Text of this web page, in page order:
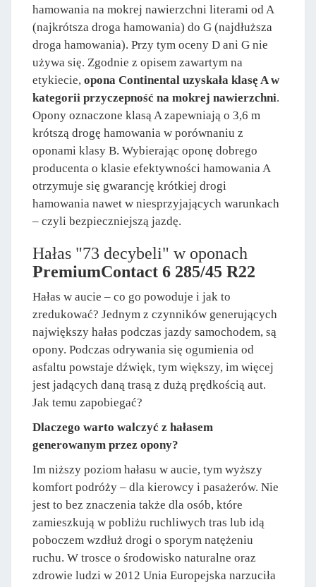
hamowania na mokrej nawierzchni literami od A
(najkrótsza droga hamowania) do G (najdłuższa
droga hamowania). Przy tym oceny D ani G nie
używa się. Zgodnie z opisem zawartym na
etykiecie, opona Continental uzyskała klasę A w
kategorii przyczepność na mokrej nawierzchni.
Opony oznaczone klasą A zapewniają o 3,6 m
krótszą drogę hamowania w porównaniu z
oponami klasy B. Wybierając oponę dobrego
producenta o klasie efektywności hamowania A
otrzymuje się gwarancję krótkiej drogi
hamowania nawet w niesprzyjających warunkach
– czyli bezpieczniejszą jazdę.
Hałas "73 decybeli" w oponach
PremiumContact 6 285/45 R22
Hałas w aucie – co go powoduje i jak to
zredukować? Jednym z czynników generujących
największy hałas podczas jazdy samochodem, są
opony. Podczas odrywania się ogumienia od
asfaltu powstaje dźwięk, tym większy, im więcej
jest jadących daną trasą z dużą prędkością aut.
Jak temu zapobiegać?
Dlaczego warto walczyć z hałasem
generowanym przez opony?
Im niższy poziom hałasu w aucie, tym wyższy
komfort podróży – dla kierowcy i pasażerów. Nie
jest to bez znaczenia także dla osób, które
zamieszkują w pobliżu ruchliwych tras lub idą
poboczem wzdłuż drogi o sporym natężeniu
ruchu. W trosce o środowisko naturalne oraz
zdrowie ludzi w 2012 Unia Europejska narzuciła